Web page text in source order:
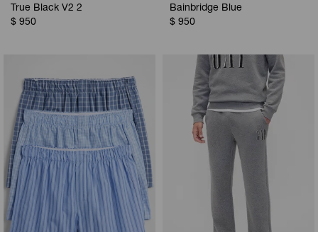
True Black V2 2
$ 950
Bainbridge Blue
$ 950